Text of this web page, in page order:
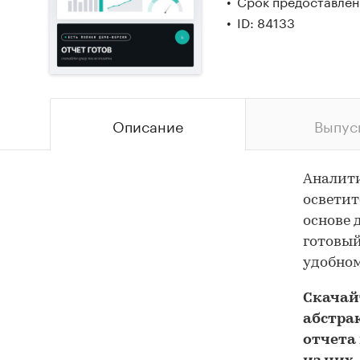
ID: 84133
Описание
основе
отчета